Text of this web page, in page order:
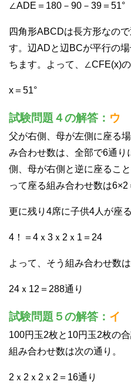
∠ADE＝180－90－39＝51°
四角形ABCDは長方形なの
す。辺ADと辺BCが平行の
ちます。よって、∠CFE(x)の
x＝51°
試験問題４の解答： ウ
父が右側、母が左側に座る
み合わせ数は、全部で6通
側、母が右側と逆に座るこ
って座る組み合わせ数は6×2
更に残り4席に子供4人が座
4！＝4ｘ3ｘ2ｘ1＝24
よって、そう組み合わせ数は
24ｘ12＝288通り
試験問題５の解答： イ
100円玉2枚と10円玉2枚の
組み合わせ数は次の通り。
2ｘ2ｘ2ｘ2＝16通り